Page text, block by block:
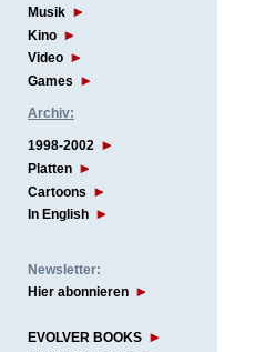
Musik
Kino
Video
Games
Archiv:
1998-2002
Platten
Cartoons
In English
Newsletter:
Hier abonnieren
EVOLVER BOOKS